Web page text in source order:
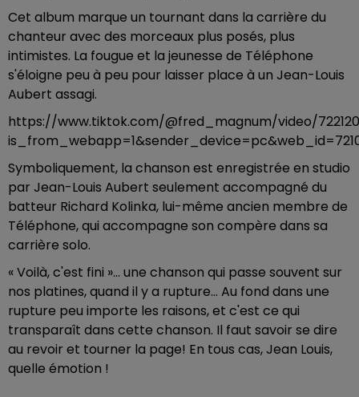
Cet album marque un tournant dans la carrière du
chanteur avec des morceaux plus posés, plus
intimistes. La fougue et la jeunesse de Téléphone
s'éloigne peu à peu pour laisser place à un Jean-Louis
Aubert assagi.
https://www.tiktok.com/@fred_magnum/video/
Symboliquement, la chanson est enregistrée en studio
par Jean-Louis Aubert seulement accompagné du
batteur Richard Kolinka, lui-même ancien membre de
Téléphone, qui accompagne son compère dans sa
carrière solo.
« Voilà, c'est fini »... une chanson qui passe souvent sur
nos platines, quand il y a rupture... Au fond dans une
rupture peu importe les raisons, et c'est ce qui
transparaît dans cette chanson. Il faut savoir se dire
au revoir et tourner la page! En tous cas, Jean Louis,
quelle émotion !